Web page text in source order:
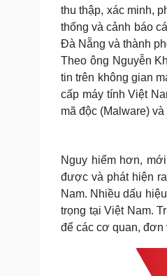
thu thập, xác minh,
thống và cảnh báo
Đà Nẵng và thành
Theo ông Nguyễn
tin trên không gian
cấp máy tính Việt
mã độc (Malware)
Nguy hiểm hơn,
được và phát hiện
Nam. Nhiều dấu
trọng tại Việt Nam.
để các cơ quan,